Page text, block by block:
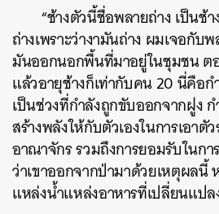
“ช้างตัวนี้ชื่อพลายถ่าง เป็นช้
ถ่างเพราะว่างามันถ่าง ผมเจอกับพ
มันออกนอกพื้นที่มาอยู่ในชุมชน ต
แล้วอายุช้างก็เท่ากับคน 20 นี่คือ
เป็นช่วงที่กำลังถูกขับออกจากฝูง ก
สร้างพลังให้กับตัวเองในการเอาตั
อาณาจักร รวมถึงการยอมรับในกา
ว่าเขาออกจากป่ามาด้วยเหตุผลนี้
แหล่งน้ำแหล่งอาหารที่เปลี่ยนแป